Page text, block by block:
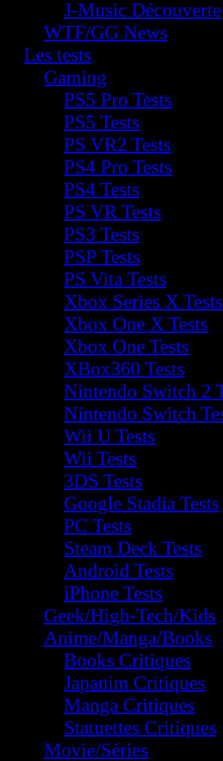
J-Music Découverte
WTF/GG News
Les tests
Gaming
PS5 Pro Tests
PS5 Tests
PS VR2 Tests
PS4 Pro Tests
PS4 Tests
PS VR Tests
PS3 Tests
PSP Tests
PS Vita Tests
Xbox Series X Tests
Xbox One X Tests
Xbox One Tests
XBox360 Tests
Nintendo Switch 2
Nintendo Switch
Wii U Tests
Wii Tests
3DS Tests
Google Stadia Tests
PC Tests
Steam Deck Tests
Android Tests
iPhone Tests
Geek/High-Tech/Kids
Anime/Manga/Books
Books Critiques
Japanim Critiques
Manga Critiques
Statuettes Critiques
Movie/Séries